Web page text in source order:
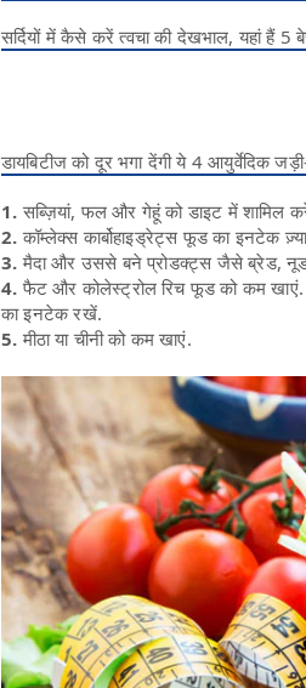
सर्दियों में कैसे करें त्वचा की देखभाल, यहां हैं 5
डायबिटीज को दूर भगा देंगी ये 4 आयुर्वेदिक
1.सब्ज़ियां, फल और गेहूं को डाइट में शामिल
2.कॉम्लेक्स कार्बोहाइड्रेट्स फूड का इनटेक
3.मैदा और उससे बने प्रोडक्ट्स जैसे ब्रेड,
4. फैट और कोलेस्ट्रोल रिच फूड को कम खाएं.
का इनटेक रखें.
5. मीठा या चीनी को कम खाएं.